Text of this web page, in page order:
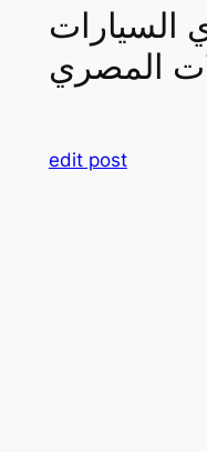
السيارات
المصري
edit post